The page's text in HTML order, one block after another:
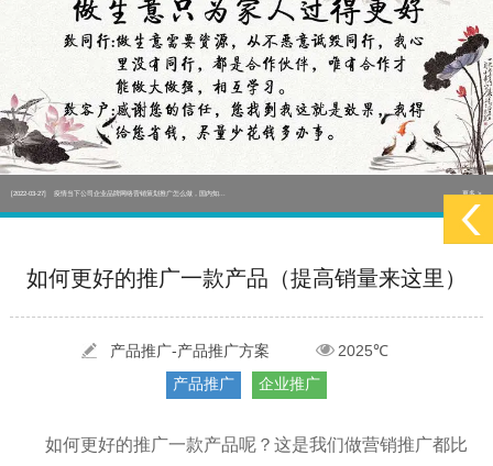
[2022-05-29] 实体门店如何做网络推广吸引客户，实体店网络营销技巧... 更多 >
[2022-05-04] 污水处理设备厂家产品如何做网络推广（污水处理项目网... 更多 >
[2022-03-27] 疫情当下公司企业品牌网络营销策划推广怎么做，国内知... 更多 >
[2022-05-29] 实体门店如何做网络推广吸引客户，实体店网络营销技巧...
疫情当下公司企业品牌网络营销策划推广怎么做，国内知...
如何更好的推广一款产品（提高销量来这里）
产品推广-产品推广方案
2025℃
产品推广
企业推广
如何更好的推广一款产品呢？这是我们做营销推广都比